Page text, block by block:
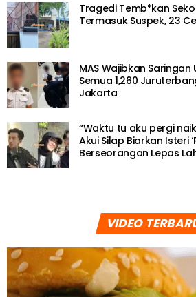
Tragedi Temb*kan
Termasuk Suspek, 23
MAS Wajibkan
Semua 1,260
Jakarta
“Waktu tu aku pergi
Akui Silap Biarkan Isteri
Berseorangan Lepas
VIDEO